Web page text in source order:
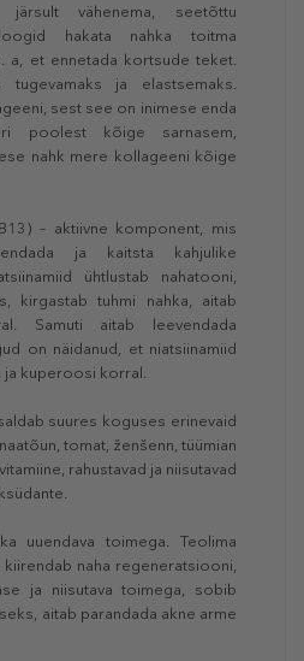
järsult vähenema, seetõttu
hakata nahka toitma
a, et ennetada kortsude teket.
ja elastsemaks.
sest see on inimese enda
poolest kõige sarnasem,
nahk mere kollageeni kõige
– aktiivne komponent, mis
ja kaitsta kahjulike
ühtlustab nahatooni,
kirgastab tuhmi nahka, aitab
Samuti aitab leevendada
on näidanud, et niatsiinamiid
ja kuperoosi korral.
suures koguses erinevaid
tomat, ženšenn, tüümian
rahustavad ja niisutavad
uuendava toimega. Teolima
naha regeneratsiooni,
ja niisutava toimega, sobib
aitab parandada akne arme